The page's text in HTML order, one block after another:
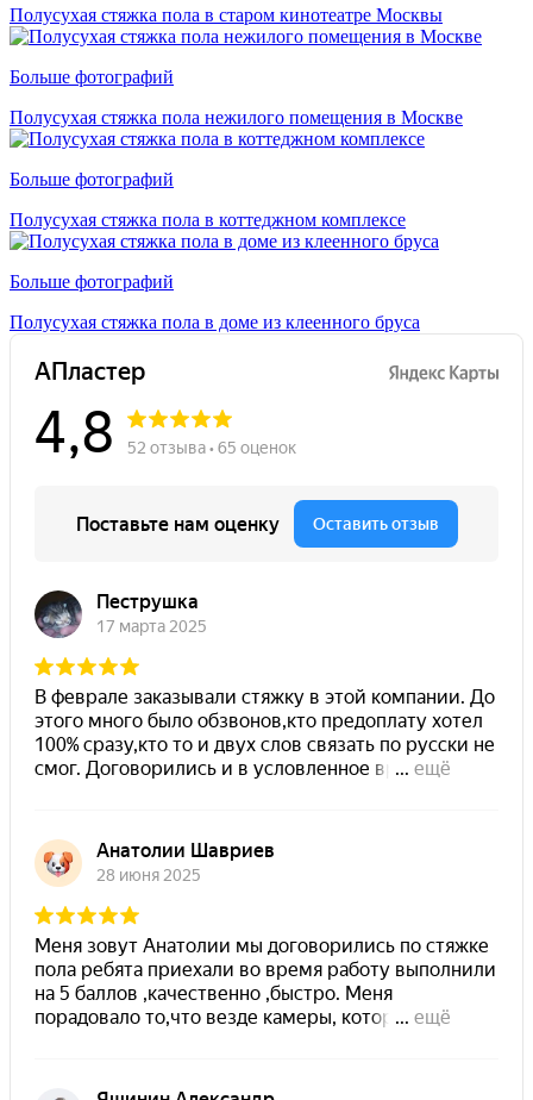
Полусухая стяжка пола в старом кинотеатре Москвы
Больше фотографий
Полусухая стяжка пола нежилого помещения в Москве
Больше фотографий
Полусухая стяжка пола в коттеджном комплексе
Больше фотографий
Полусухая стяжка пола в доме из клеенного бруса